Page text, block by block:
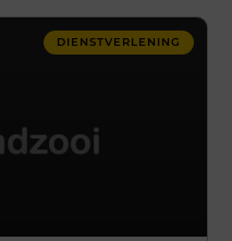
DIENSTVERLENING